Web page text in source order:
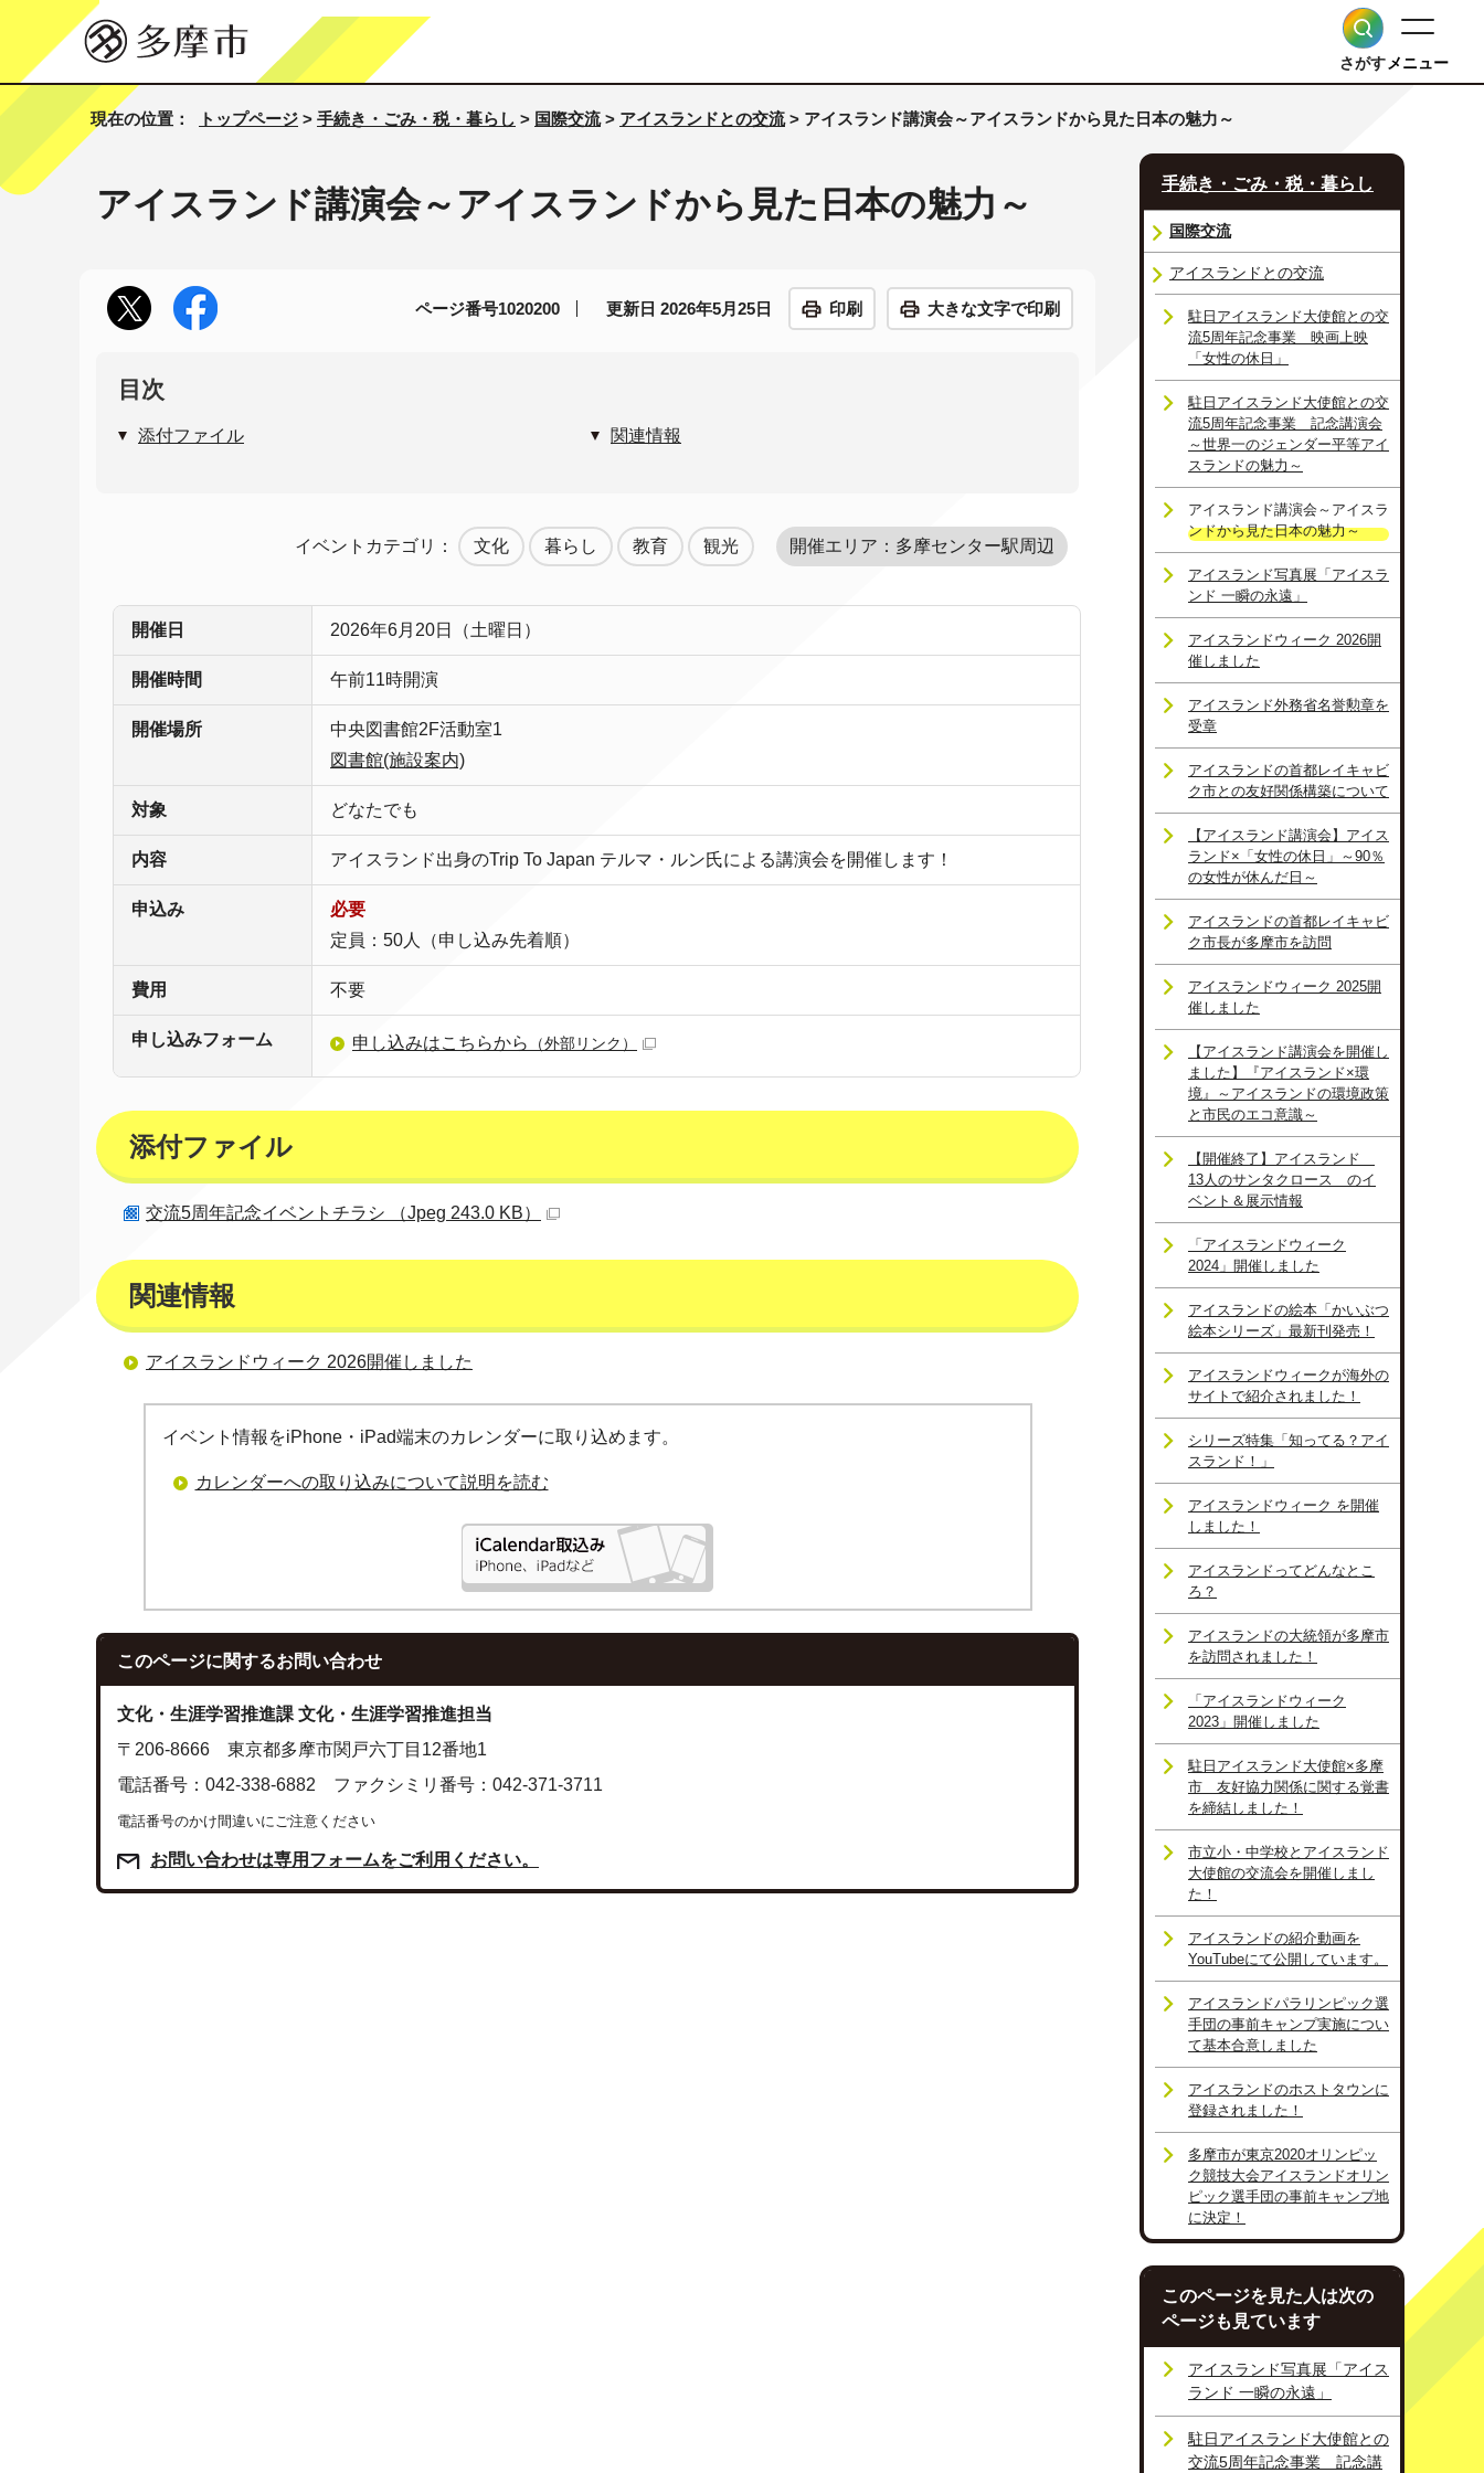
さがすメニュー
現在の位置： トップページ > 手続き・ごみ・税・暮らし > 国際交流> アイスランドとの交流> アイスランド講演会～アイスランドから見た日本の魅力～
アイスランド講演会～アイスランドから見た日本の魅力～
ページ番号1020200 更新日 2026年5月25日 印刷 大きな文字で印刷
目次
添付ファイル 関連情報
イベントカテゴリ： 文化 暮らし 教育 観光 開催エリア：多摩センター駅周辺
開催日 2026年6月20日（土曜日）
開催時間 午前11時開演
開催場所
中央図書館2F活動室1
図書館(施設案内)
対象 どなたでも
内容 アイスランド出身のTrip To Japan テルマ・ルン氏による講演会を開催します！
申込み
必要
定員：50人（申し込み先着順）
費用 不要
申し込みフォーム 申し込みはこちらから （外部リンク）
添付ファイル
交流5周年記念イベントチラシ （Jpeg 243.0 KB）
関連情報
アイスランドウィーク 2026開催しました
イベント情報をiPhone・iPad端末のカレンダーに取り込めます。
カレンダーへの取り込みについて説明を読む
このページに関するお問い合わせ
文化・生涯学習推進課 文化・生涯学習推進担当
〒206-8666 東京都多摩市関戸六丁目12番地1
電話番号：042-338-6882 ファクシミリ番号：042-371-3711
電話番号のかけ間違いにご注意ください
お問い合わせは専用フォームをご利用ください。
手続き・ごみ・税・暮らし
国際交流
アイスランドとの交流
駐日アイスランド大使館との交
流5周年記念事業 映画上映
「女性の休日」
駐日アイスランド大使館との交
流5周年記念事業 記念講演会
～世界一のジェンダー平等アイ
スランドの魅力～
アイスランド講演会～アイスラ
ンドから見た日本の魅力～
アイスランド写真展「アイスラ
ンド 一瞬の永遠」
アイスランドウィーク 2026開
催しました
アイスランド外務省名誉勲章を
受章
アイスランドの首都レイキャビ
ク市との友好関係構築について
【アイスランド講演会】アイス
ランド×「女性の休日」～90％
の女性が休んだ日～
アイスランドの首都レイキャビ
ク市長が多摩市を訪問
アイスランドウィーク 2025開
催しました
【アイスランド講演会を開催し
ました】『アイスランド×環
境』～アイスランドの環境政策
と市民のエコ意識～
【開催終了】アイスランド
13人のサンタクロース のイ
ベント＆展示情報
「アイスランドウィーク
2024」開催しました
アイスランドの絵本「かいぶつ
絵本シリーズ」最新刊発売！
アイスランドウィークが海外の
サイトで紹介されました！
シリーズ特集「知ってる？アイ
スランド！」
アイスランドウィーク を開催
しました！
アイスランドってどんなとこ
ろ？
アイスランドの大統領が多摩市
を訪問されました！
「アイスランドウィーク
2023」開催しました
駐日アイスランド大使館×多摩
市 友好協力関係に関する覚書
を締結しました！
市立小・中学校とアイスランド
大使館の交流会を開催しまし
た！
アイスランドの紹介動画を
YouTubeにて公開しています。
アイスランドパラリンピック選
手団の事前キャンプ実施につい
て基本合意しました
アイスランドのホストタウンに
登録されました！
多摩市が東京2020オリンピッ
ク競技大会アイスランドオリン
ピック選手団の事前キャンプ地
に決定！
このページを見た人は次の
ページも見ています
アイスランド写真展「アイス
ランド 一瞬の永遠」
駐日アイスランド大使館との
交流5周年記念事業 記念講